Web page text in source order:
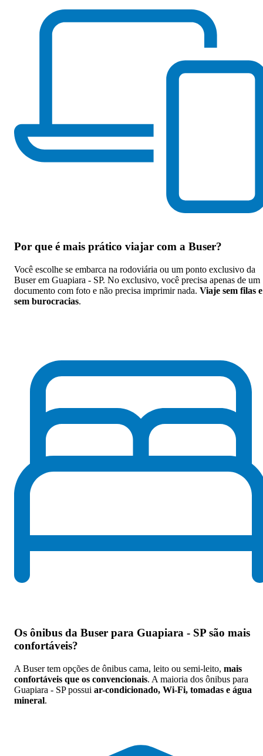
Por que é mais prático viajar com a Buser?
Você escolhe se embarca na rodoviária ou um ponto exclusivo da
Buser em Guapiara - SP. No exclusivo, você precisa apenas de um
documento com foto e não precisa imprimir nada. Viaje sem filas e
sem burocracias.
Os ônibus da Buser para Guapiara - SP são mais
confortáveis?
A Buser tem opções de ônibus cama, leito ou semi-leito, mais
confortáveis que os convencionais. A maioria dos ônibus para
Guapiara - SP possui ar-condicionado, Wi-Fi, tomadas e água
mineral.